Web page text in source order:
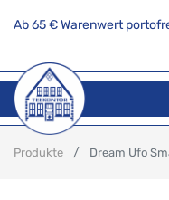
Ab 65 € Warenwert
Produkte Dream Ufo